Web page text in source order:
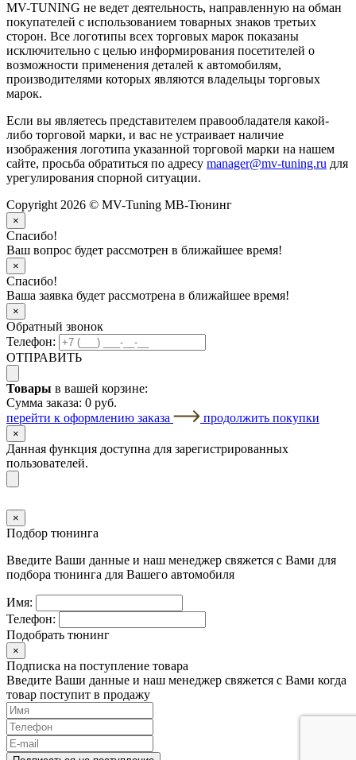
MV-TUNING не ведет деятельность, направленную на обман
покупателей с использованием товарных знаков третьих
сторон. Все логотипы всех торговых марок показаны
исключительно с целью информирования посетителей о
возможности применения деталей к автомобилям,
производителями которых являются владельцы торговых
марок.
Если вы являетесь представителем правообладателя какой-
либо торговой марки, и вас не устраивает наличие
изображения логотипа указанной торговой марки на нашем
сайте, просьба обратиться по адресу manager@mv-tuning.ru для
урегулирования спорной ситуации.
Copyright 2026 © MV-Tuning МВ-Тюнинг
×
Спасибо!
Ваш вопрос будет рассмотрен в ближайшее время!
×
Спасибо!
Ваша заявка будет рассмотрена в ближайшее время!
×
Обратный звонок
Телефон:
ОТПРАВИТЬ
Товары в вашей корзине:
Сумма заказа: 0 руб.
перейти к оформлению заказа
продолжить покупки
×
Данная функция доступна для зарегистрированных
пользователей.
×
Подбор тюнинга
Введите Ваши данные и наш менеджер свяжется с Вами для
подбора тюнинга для Вашего автомобиля
Имя:
Телефон:
Подобрать тюнинг
×
Подписка на поступление товара
Введите Ваши данные и наш менеджер свяжется с Вами когда
товар поступит в продажу